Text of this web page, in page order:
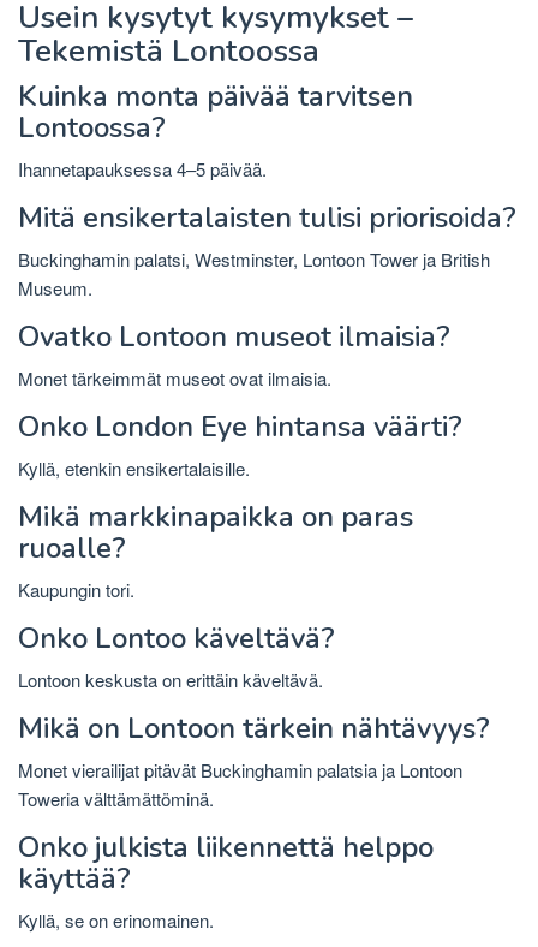
Usein kysytyt kysymykset –
Tekemistä Lontoossa
Kuinka monta päivää tarvitsen
Lontoossa?
Ihannetapauksessa 4–5 päivää.
Mitä ensikertalaisten tulisi priorisoida?
Buckinghamin palatsi, Westminster, Lontoon Tower ja British
Museum.
Ovatko Lontoon museot ilmaisia?
Monet tärkeimmät museot ovat ilmaisia.
Onko London Eye hintansa väärti?
Kyllä, etenkin ensikertalaisille.
Mikä markkinapaikka on paras
ruoalle?
Kaupungin tori.
Onko Lontoo käveltävä?
Lontoon keskusta on erittäin käveltävä.
Mikä on Lontoon tärkein nähtävyys?
Monet vierailijat pitävät Buckinghamin palatsia ja Lontoon
Toweria välttämättöminä.
Onko julkista liikennettä helppo
käyttää?
Kyllä, se on erinomainen.